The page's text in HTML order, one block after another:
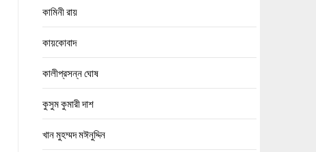
কামিনী রায়
কায়কোবাদ
কালীপ্রসন্ন ঘোষ
কুসুম কুমারী দাশ
খান মুহম্মদ মঈনুদ্দিন